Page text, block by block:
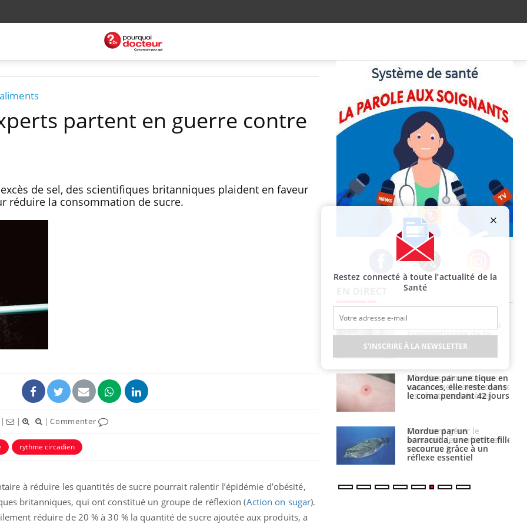
partent en guerre contre
de sel, des scientifiques britanniques plaident en faveur
réduire la consommation de sucre.
| | |Commenter
rythme circadien
à réduire les quantités de sucre pourrait ralentir l’épidémie d’obésité,
britanniques, qui ont constitué un groupe de réflexion (Action on sugar).
réduire de 20 % à 30 % la quantité de sucre ajoutée aux produits, a
Facebook Twitter Instagram
Pourquoi manger moins
de protéines pourrait
finalement être bénéfique
Grossesse et chaleur : ce
que dit la science
quelle est l’origine de la
contamination ?
Allergies alimentaires :
une nouvelle arme contre
les réactions sévères
Comment gérer le
sommeil des enfants en
vacances ?
Restez connecté à toute l’actualité de la
Santé
S'INSCRIRE À LA NEWSLETTER